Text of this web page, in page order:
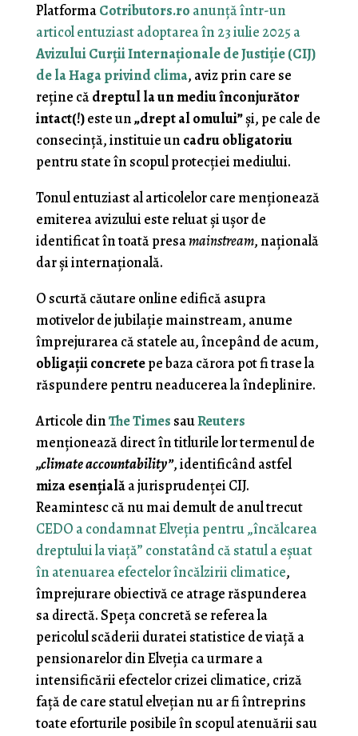
PlatformaCotributors.ro anunţă într-un
articol entuziast adoptarea în 23 iulie 2025 a
Avizului Curţii Internaţionale de Justiţie (CIJ)
de la Haga privind clima, aviz prin care se
reţine cădreptul la un mediu înconjurător
intact(!)este un„drept al omului”şi, pe cale de
consecinţă, instituie un cadru obligatoriu
pentru state în scopul protecţiei mediului.
Tonul entuziast al articolelor care menţionează
emiterea avizului este reluat şi uşor de
identificat în toată presamainstream, naţională
dar şi internaţională.
O scurtă căutare online edifică asupra
motivelor de jubilaţie mainstream, anume
împrejurarea că statele au, începând de acum,
obligaţii concretepe baza cărora pot fi trase la
răspundere pentru neaducerea la îndeplinire.
Articole dinThe Times sauReuters
menţionează direct în titlurile lor termenul de
„climate accountability”, identificând astfel
miza esenţialăa jurisprudenţei CIJ.
Reamintesc că nu mai demult de anul trecut
CEDO a condamnat Elveţia pentru „încălcarea
dreptului la viaţă” constatând că statul a eşuat
în atenuarea efectelor încălzirii climatice,
împrejurare obiectivă ce atrage răspunderea
sa directă. Speţa concretă se referea la
pericolul scăderii duratei statistice de viaţă a
pensionarelor din Elveţia ca urmare a
intensificării efectelor crizei climatice, criză
faţă de care statul elveţian nu ar fi întreprins
toate eforturile posibile în scopul atenuării sau